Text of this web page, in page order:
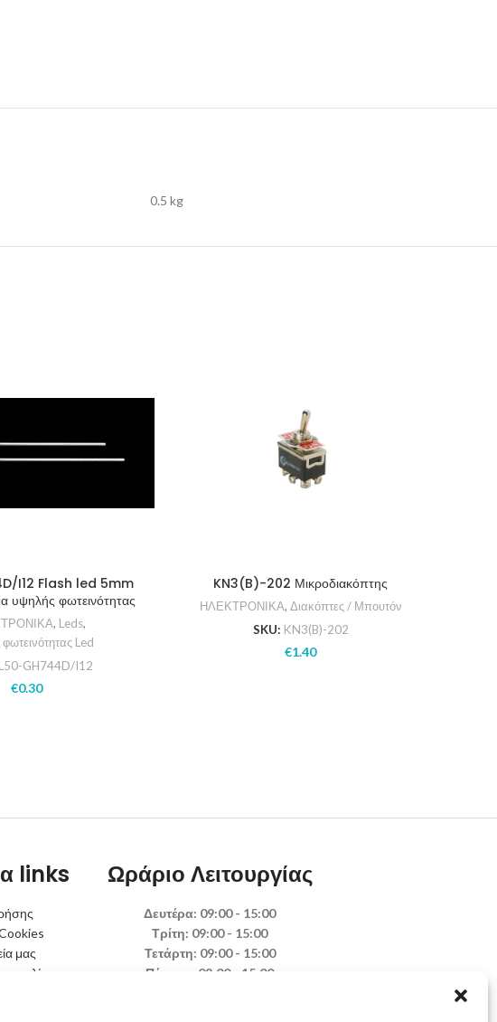
0.5 kg
I12 Flash led 5mm
υψηλής φωτεινότητας
, Leds,
Led
GH744D/I12
€0.30
KN3(B)-202 Μικροδιακόπτης
ΗΛΕΚΤΡΟΝΙΚΑ, Διακόπτες / Μπουτόν
SKU: KN3(B)-202
€1.40
links
μας
Ωράριο Λειτουργίας
Δευτέρα: 09:00 - 15:00
Τρίτη: 09:00 - 15:00
Τετάρτη: 09:00 - 15:00
Πέμπτη: 09:00 - 15:00